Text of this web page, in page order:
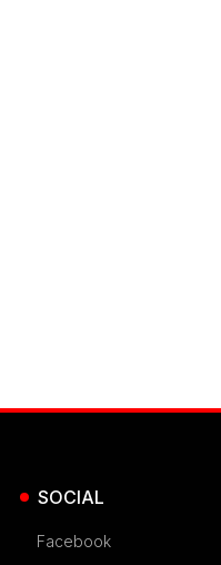
SOCIAL
Facebook